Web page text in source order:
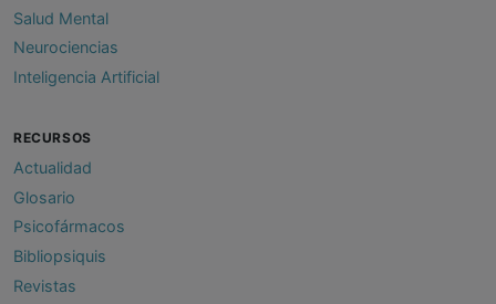
Salud Mental
Neurociencias
Inteligencia Artificial
RECURSOS
Actualidad
Glosario
Psicofármacos
Bibliopsiquis
Revistas